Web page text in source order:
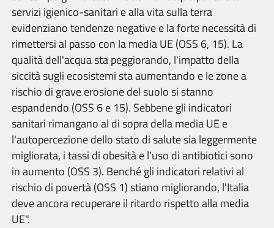
servizi igienico-sanitari e alla vita sulla terra
evidenziano tendenze negative e la forte necessità di
rimettersi al passo con la media UE (OSS 6, 15). La
qualità dell'acqua sta peggiorando, l'impatto della
siccità sugli ecosistemi sta aumentando e le zone a
rischio di grave erosione del suolo si stanno
espandendo (OSS 6 e 15). Sebbene gli indicatori
sanitari rimangano al di sopra della media UE e
l'autopercezione dello stato di salute sia leggermente
migliorata, i tassi di obesità e l'uso di antibiotici sono
in aumento (OSS 3). Benché gli indicatori relativi al
rischio di povertà (OSS 1) stiano migliorando, l'Italia
deve ancora recuperare il ritardo rispetto alla media
UE".